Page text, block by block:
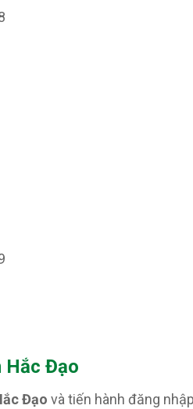
Hắc Đạo
Đạo và tiến hành đăng